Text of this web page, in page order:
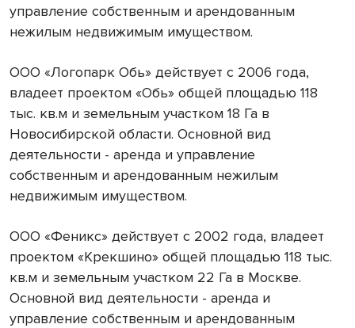
управление собственным и арендованным
нежилым недвижимым имуществом.
ООО «Логопарк Обь» действует с 2006 года,
владеет проектом «Обь» общей площадью 118
тыс. кв.м и земельным участком 18 Га в
Новосибирской области. Основной вид
деятельности - аренда и управление
собственным и арендованным нежилым
недвижимым имуществом.
ООО «Феникс» действует с 2002 года, владеет
проектом «Крекшино» общей площадью 118 тыс.
кв.м и земельным участком 22 Га в Москве.
Основной вид деятельности - аренда и
управление собственным и арендованным